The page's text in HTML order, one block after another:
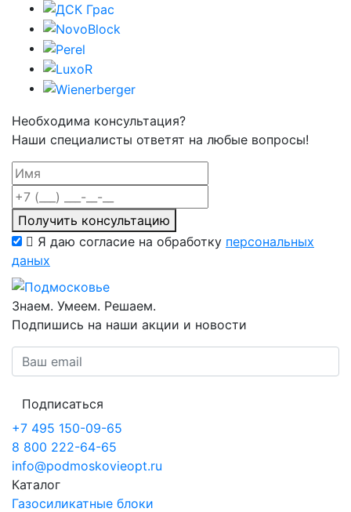
Необходима консультация?
Наши специалисты ответят на любые вопросы!
Получить консультацию
Я даю согласие на обработку персональных
даных
Знаем. Умеем. Решаем.
Подпишись на наши акции и новости
Подписаться
+7 495 150-09-65
8 800 222-64-65
info@podmoskovieopt.ru
Каталог
Газосиликатные блоки